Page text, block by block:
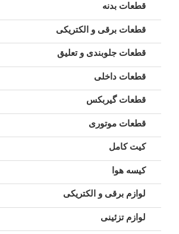
قطعات بدنه
قطعات برقی و الکتریکی
قطعات جلوبندی و تعلیق
قطعات داخلی
قطعات گیربکس
قطعات موتوری
کیت کامل
کیسه هوا
لوازم برقی و الکتریکی
لوازم تزئینی